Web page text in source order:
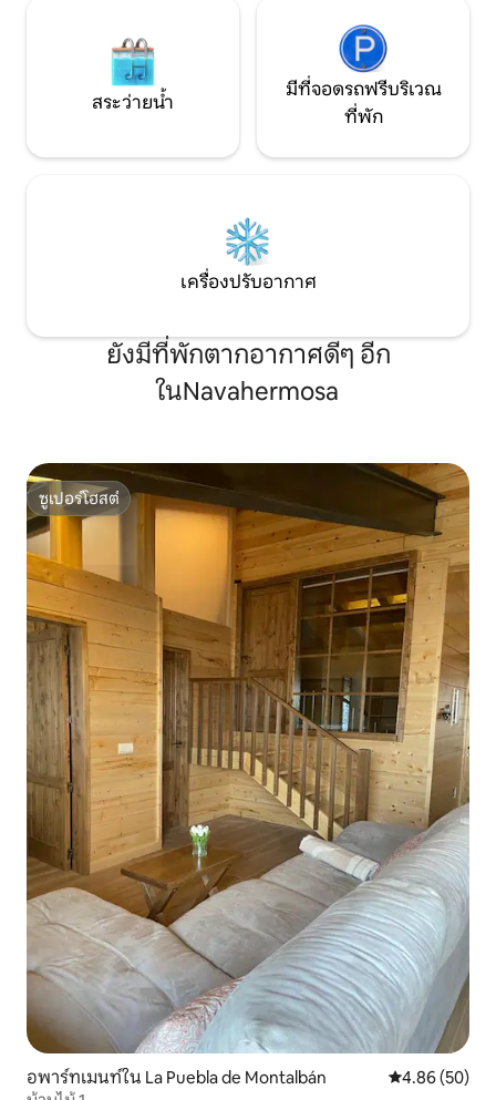
สระว่ายน้ำ
มีที่จอดรถฟรีบริเวณ
ที่พัก
เครื่องปรับอากาศ
ยังมีที่พักตากอากาศดีๆ อีก
ในNavahermosa
ซูเปอร์โฮสต์
ซูเปอร์โฮสต์
อพาร์ทเมนท์ใน La Puebla de Montalbán คะแนนเฉลี่ย
4.86 (50)